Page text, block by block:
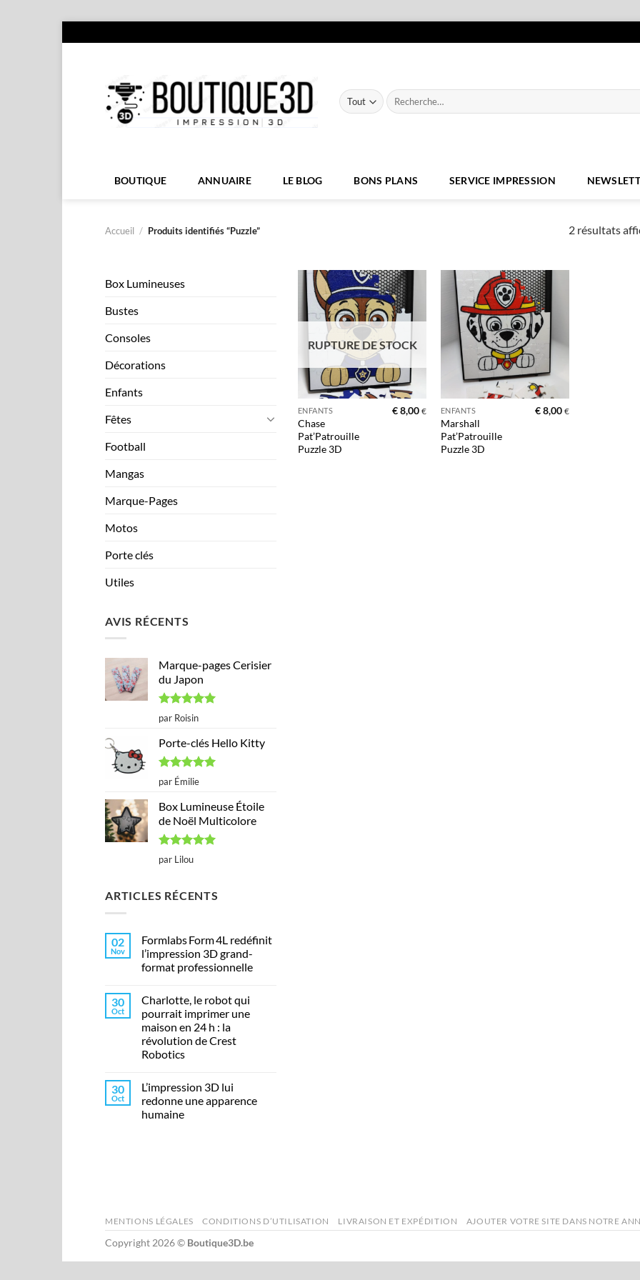
au
Recherche
pour :
BOUTIQUE ANNUAIRE LE BLOG BONS PLANS SERVICE IMPRESSION
Accueil / Produits identifiés “Puzzle” 2 résultats
Box Lumineuses
Bustes
Consoles
Décorations
Enfants
Fêtes
Football
Mangas
Marque-Pages
Motos
Porte clés
Utiles
AVIS RÉCENTS
Marque-pages Cerisier
du Japon
Note5sur
5
par Roisin
Porte-clés Hello Kitty
Note5sur
5
par Émilie
Box Lumineuse Étoile
de Noël Multicolore
Note5sur
5
par Lilou
ARTICLES RÉCENTS
02
Nov
Formlabs Form 4L redéfinit
l’impression 3D grand-
format professionnelle
30
Oct
Charlotte, le robot qui
pourrait imprimer une
maison en 24 h : la
révolution de Crest
Robotics
30
Oct
L’impression 3D lui
redonne une apparence
humaine
Ajouter
à la liste
d’envies
RUPTURE DE STOCK
ENFANTS
Chase
Pat’Patrouille
Puzzle 3D
€8,00 €
Ajouter
à la liste
d’envies
ENFANTS
Marshall
Pat’Patrouille
Puzzle 3D
€8,00 €
MENTIONS LÉGALES CONDITIONS D’UTILISATION LIVRAISON ET EXPÉDITION AJOUTER VOTRE SITE DANS NOTRE
Copyright 2026 © Boutique3D.be